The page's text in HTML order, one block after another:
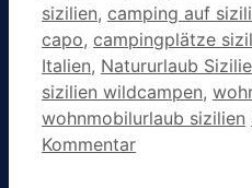
sizilien, camping auf
capo, campingplätze
Italien, Natururlaub
sizilien wildcampen,
wohnmobilurlaub sizilien
Kommentar